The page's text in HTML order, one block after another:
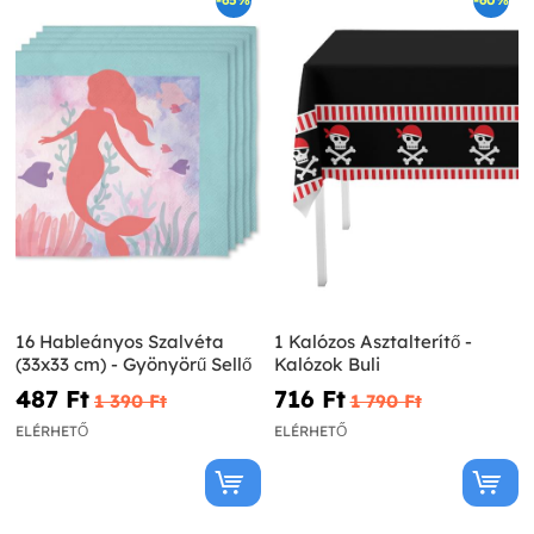
16 Hableányos Szalvéta
(33x33 cm) - Gyönyörű Sellő
487 Ft‎ 1 390 Ft‎
ELÉRHETŐ
1 Kalózos Asztalterítő -
Kalózok Buli
716 Ft‎ 1 790 Ft‎
ELÉRHETŐ